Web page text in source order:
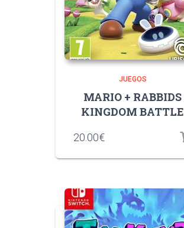
JUEGOS
MARIO + RABBIDS
KINGDOM BATTLE
20.00€